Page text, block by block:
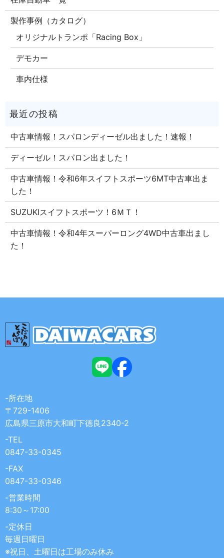
製作事例（カタログ）
オリジナルトランポ「Racing Box」
デモカー
車内仕様
中古車情報！スパロンディーゼル出ました！速報！
ディーゼル！スパロン出ました！
中古車情報！令和6年スイフトスポーツ6MT中古車出ま
した！
SUZUKIスイフトスポーツ！6ＭＴ！
中古車情報！令和4年スーパーロング4WD中古車出まし
た！
-所在地
〒729-1406
広島県三原市大和町下徳良2340-2
-TEL
0847-33-0345
-FAX
0847-33-0346
-営業時間
8:30～17:00
-定休日
毎週日曜日
※祝日、土曜日は工場のみ休み